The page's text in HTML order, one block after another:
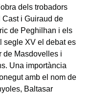
dels trobadors
i Guiraud de
de Peghilhan i els
segle XV el debat es
de Masdovelles i
Una importància
amb el nom de
Baltasar